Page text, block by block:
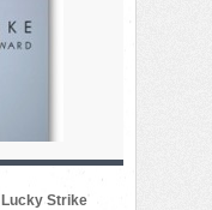
Lucky Strike